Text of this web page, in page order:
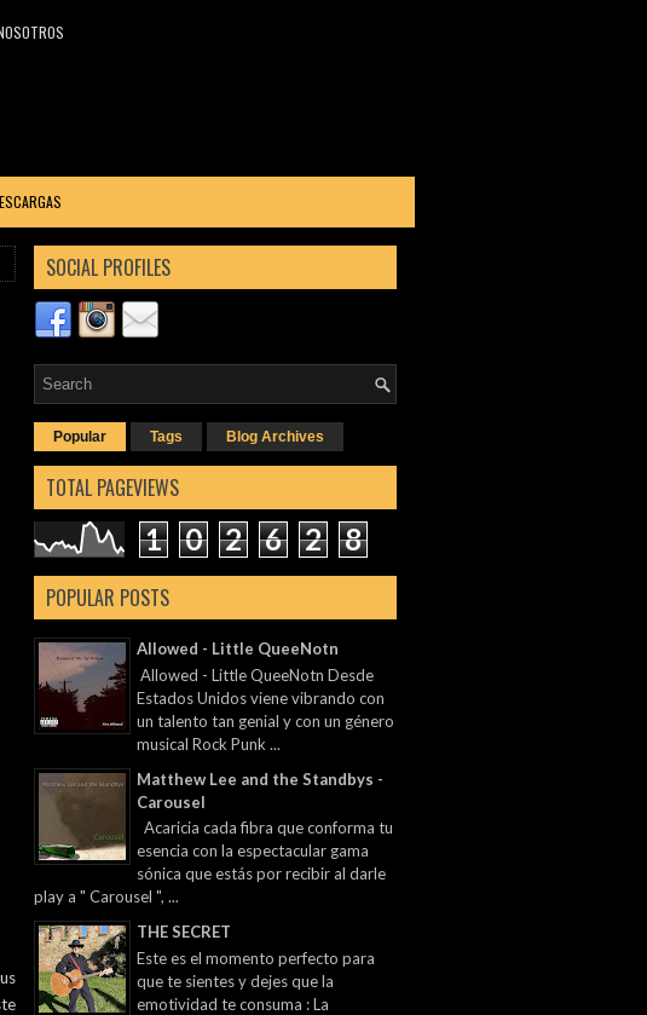
SOCIAL PROFILES
Popular Tags Blog Archives
TOTAL PAGEVIEWS
1 0 2 6 2 8
POPULAR POSTS
Allowed - Little QueeNotn
Allowed - Little QueeNotn Desde
Estados Unidos viene vibrando con
un talento tan genial y con un género
musical Rock Punk ...
Matthew Lee and the Standbys -
Carousel
Acaricia cada fibra que conforma tu
esencia con la espectacular gama
sónica que estás por recibir al darle
play a " Carousel ", ...
THE SECRET
Este es el momento perfecto para
que te sientes y dejes que la
emotividad te consuma : La